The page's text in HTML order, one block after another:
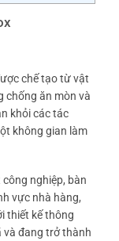
chế tạo từ vật
chống ăn mòn và
khỏi các tác
không gian làm
nghiệp, bàn
vực nhà hàng,
thiết kế thông
và đang trở thành